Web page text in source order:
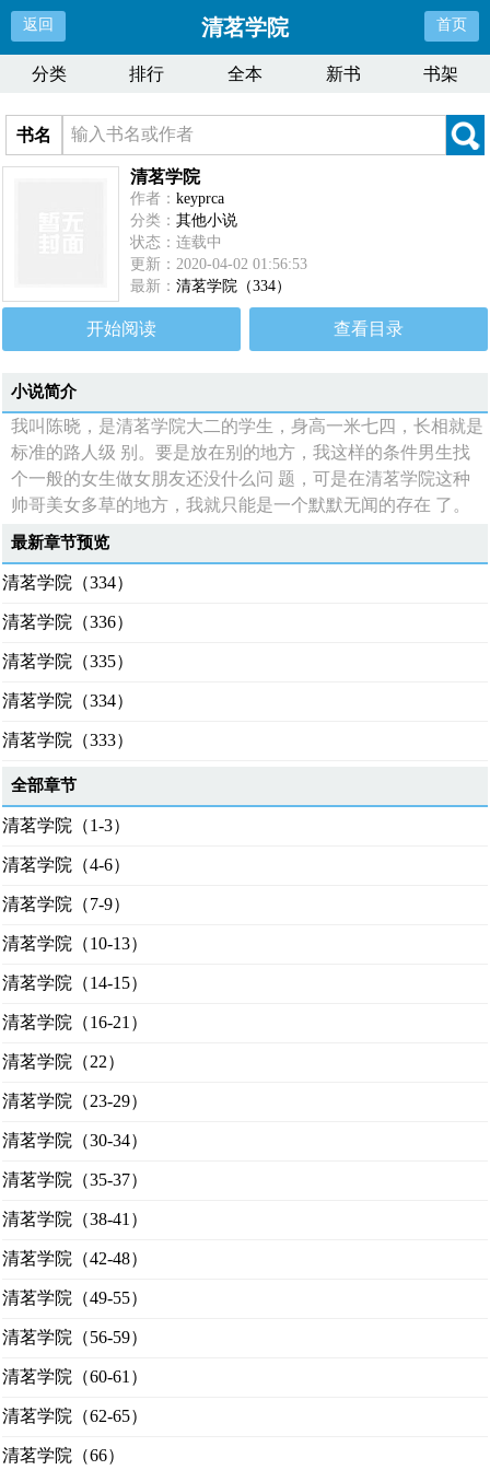
返回 清茗学院 首页
分类 排行 全本 新书 书架
书名
清茗学院
作者：keyprca
分类：其他小说
状态：连载中
更新：2020-04-02 01:56:53
最新：清茗学院（334）
开始阅读 查看目录
小说简介
我叫陈晓，是清茗学院大二的学生，身高一米七四，长相就是
标准的路人级 别。要是放在别的地方，我这样的条件男生找
个一般的女生做女朋友还没什么问 题，可是在清茗学院这种
帅哥美女多草的地方，我就只能是一个默默无闻的存在 了。
最新章节预览
清茗学院（334）
清茗学院（336）
清茗学院（335）
清茗学院（334）
清茗学院（333）
全部章节
清茗学院（1-3）
清茗学院（4-6）
清茗学院（7-9）
清茗学院（10-13）
清茗学院（14-15）
清茗学院（16-21）
清茗学院（22）
清茗学院（23-29）
清茗学院（30-34）
清茗学院（35-37）
清茗学院（38-41）
清茗学院（42-48）
清茗学院（49-55）
清茗学院（56-59）
清茗学院（60-61）
清茗学院（62-65）
清茗学院（66）